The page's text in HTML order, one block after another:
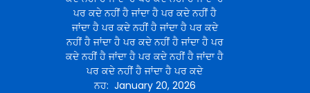
ਪਰ ਕਦੇ ਨਹੀਂ ਹੈ ਜਾਂਦਾ ਹੈ ਪਰ ਕਦੇ ਨਹੀਂ ਹੈ
ਜਾਂਦਾ ਹੈ ਪਰ ਕਦੇ ਨਹੀਂ ਹੈ ਜਾਂਦਾ ਹੈ ਪਰ ਕਦੇ
ਨਹੀਂ ਹੈ ਜਾਂਦਾ ਹੈ ਪਰ ਕਦੇ ਨਹੀਂ ਹੈ ਜਾਂਦਾ ਹੈ ਪਰ
ਕਦੇ ਨਹੀਂ ਹੈ ਜਾਂਦਾ ਹੈ ਪਰ ਕਦੇ ਨਹੀਂ ਹੈ ਜਾਂਦਾ ਹੈ
ਪਰ ਕਦੇ ਨਹੀਂ ਹੈ ਜਾਂਦਾ ਹੈ ਪਰ ਕਦੇ
ਨਹ: January 20, 2026